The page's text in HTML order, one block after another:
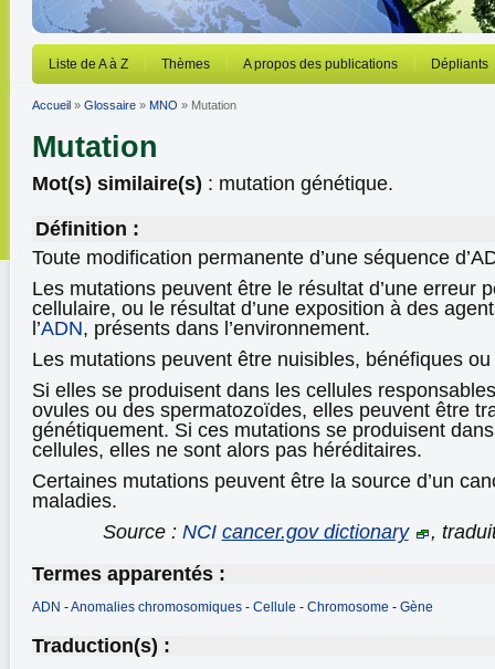
Liste de A à Z Thèmes A propos des publications Dépliants
Accueil » Glossaire » MNO » Mutation
Mutation
Mot(s) similaire(s) : mutation génétique.
Définition :
Toute modification permanente d’une séquence
Les mutations peuvent être le résultat d’une erreur
cellulaire, ou le résultat d’une exposition à des
l’ADN, présents dans l’environnement.
Les mutations peuvent être nuisibles, bénéfiques ou
Si elles se produisent dans les cellules
ovules ou des spermatozoïdes, elles peuvent être
génétiquement. Si ces mutations se produisent
cellules, elles ne sont alors pas héréditaires.
Certaines mutations peuvent être la source d’un
maladies.
Source : NCI cancer.gov dictionary
,
Termes apparentés :
ADN -Anomalies chromosomiques - Cellule - Chromosome - Gène
Traduction(s) :